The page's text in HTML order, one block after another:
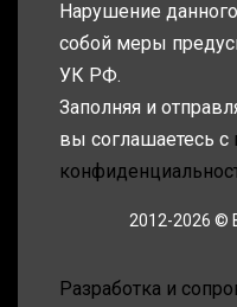
Нарушение
собой меры
УК РФ.
Заполняя и
вы соглашаетесь с
2012-2026 ©
Разработка и